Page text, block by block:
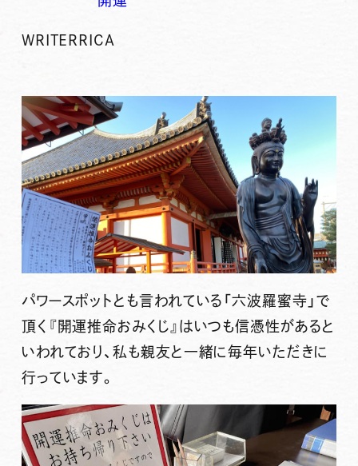
WRITER RICA
パワースポットとも言われている「六波羅蜜寺」で
頂く『開運推命おみくじ』はいつも信憑性があると
いわれており、私も親友と一緒に毎年いただきに
行っています。